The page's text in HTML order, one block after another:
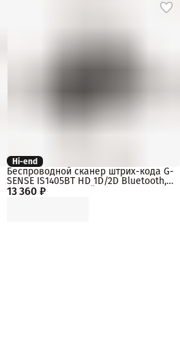
Hi-end
13 360 ₽
Беспроводной сканер штрих-кода G-
SENSE IS1405BT HD 1D/2D Bluetooth,
2.4Ghz, USB, черный, cradle